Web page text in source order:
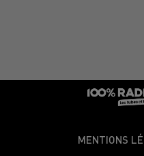
MENTIONS